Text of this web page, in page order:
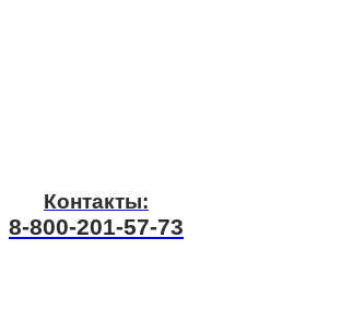
Контакты:
8-800-201-57-73